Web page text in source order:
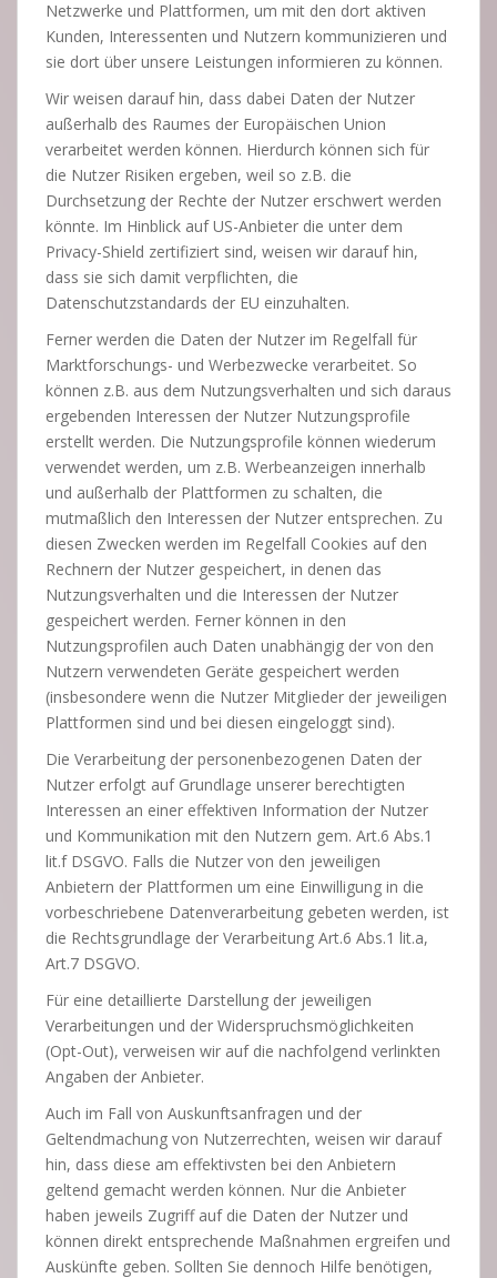
Netzwerke und Plattformen, um mit den dort aktiven
Kunden, Interessenten und Nutzern kommunizieren und
sie dort über unsere Leistungen informieren zu können.
Wir weisen darauf hin, dass dabei Daten der Nutzer
außerhalb des Raumes der Europäischen Union
verarbeitet werden können. Hierdurch können sich für
die Nutzer Risiken ergeben, weil so z.B. die
Durchsetzung der Rechte der Nutzer erschwert werden
könnte. Im Hinblick auf US-Anbieter die unter dem
Privacy-Shield zertifiziert sind, weisen wir darauf hin,
dass sie sich damit verpflichten, die
Datenschutzstandards der EU einzuhalten.
Ferner werden die Daten der Nutzer im Regelfall für
Marktforschungs- und Werbezwecke verarbeitet. So
können z.B. aus dem Nutzungsverhalten und sich daraus
ergebenden Interessen der Nutzer Nutzungsprofile
erstellt werden. Die Nutzungsprofile können wiederum
verwendet werden, um z.B. Werbeanzeigen innerhalb
und außerhalb der Plattformen zu schalten, die
mutmaßlich den Interessen der Nutzer entsprechen. Zu
diesen Zwecken werden im Regelfall Cookies auf den
Rechnern der Nutzer gespeichert, in denen das
Nutzungsverhalten und die Interessen der Nutzer
gespeichert werden. Ferner können in den
Nutzungsprofilen auch Daten unabhängig der von den
Nutzern verwendeten Geräte gespeichert werden
(insbesondere wenn die Nutzer Mitglieder der jeweiligen
Plattformen sind und bei diesen eingeloggt sind).
Die Verarbeitung der personenbezogenen Daten der
Nutzer erfolgt auf Grundlage unserer berechtigten
Interessen an einer effektiven Information der Nutzer
und Kommunikation mit den Nutzern gem. Art.6 Abs.1
lit.f DSGVO. Falls die Nutzer von den jeweiligen
Anbietern der Plattformen um eine Einwilligung in die
vorbeschriebene Datenverarbeitung gebeten werden, ist
die Rechtsgrundlage der Verarbeitung Art.6 Abs.1 lit.a,
Art.7 DSGVO.
Für eine detaillierte Darstellung der jeweiligen
Verarbeitungen und der Widerspruchsmöglichkeiten
(Opt-Out), verweisen wir auf die nachfolgend verlinkten
Angaben der Anbieter.
Auch im Fall von Auskunftsanfragen und der
Geltendmachung von Nutzerrechten, weisen wir darauf
hin, dass diese am effektivsten bei den Anbietern
geltend gemacht werden können. Nur die Anbieter
haben jeweils Zugriff auf die Daten der Nutzer und
können direkt entsprechende Maßnahmen ergreifen und
Auskünfte geben. Sollten Sie dennoch Hilfe benötigen,